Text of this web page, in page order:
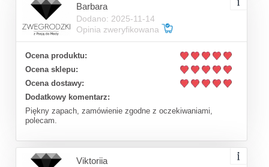
Barbara
Dodano: 2025-11-14
Opinia zweryfikowana
Ocena produktu:
Ocena sklepu:
Ocena dostawy:
Dodatkowy komentarz:
Piękny zapach, zamówienie zgodne z oczekiwaniami,
polecam.
Viktoriia